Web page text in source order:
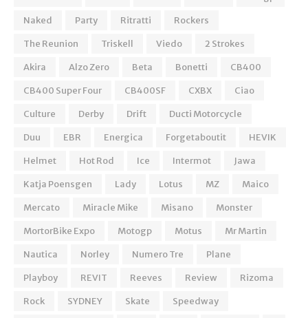
Naked
Party Ritratti
Rockers
The Reunion
Triskell Viedo
2 Strokes
Akira
Alzo Zero Beta Bonetti
CB400
CB400 Super Four
CB400SF CXBX
Ciao
Culture
Derby Drift
Ducti Motorcycle
Duu
EBR Energica Forgetaboutit
HEVIK
Helmet
Hot Rod Ice Intermot
Jawa
Katja Poensgen
Lady Lotus MZ
Maico
Mercato
Miracle Mike Misano
Monster
MortorBike Expo
Motogp Motus
Mr Martin
Nautica
Norley Numero Tre
Plane
Playboy
REVIT Reeves Review
Rizoma
Rock
SYDNEY Skate
Speedway